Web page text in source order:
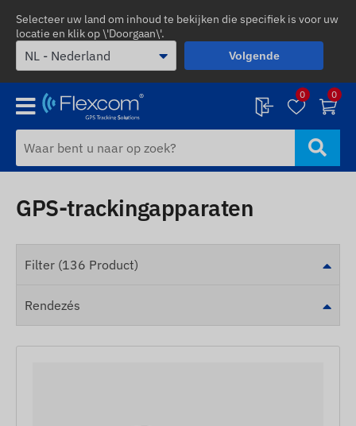
Selecteer uw land om inhoud te bekijken die specifiek is voor uw
locatie en klik op \'Doorgaan\'.
Volgende
0 0
GPS-trackingapparaten
Filter (136 Product)
Rendezés